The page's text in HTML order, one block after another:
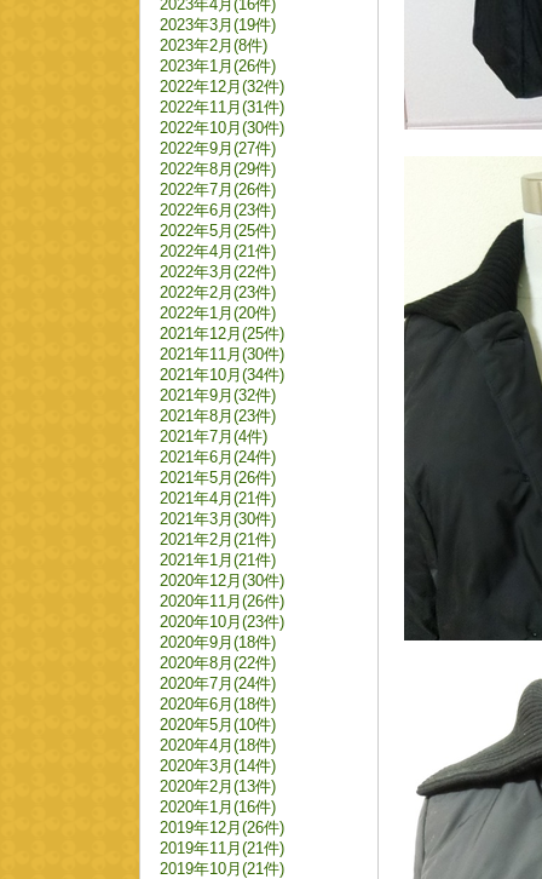
2023年4月(16件)
2023年3月(19件)
2023年2月(8件)
2023年1月(26件)
2022年12月(32件)
2022年11月(31件)
2022年10月(30件)
2022年9月(27件)
2022年8月(29件)
2022年7月(26件)
2022年6月(23件)
2022年5月(25件)
2022年4月(21件)
2022年3月(22件)
2022年2月(23件)
2022年1月(20件)
2021年12月(25件)
2021年11月(30件)
2021年10月(34件)
2021年9月(32件)
2021年8月(23件)
2021年7月(4件)
2021年6月(24件)
2021年5月(26件)
2021年4月(21件)
2021年3月(30件)
2021年2月(21件)
2021年1月(21件)
2020年12月(30件)
2020年11月(26件)
2020年10月(23件)
2020年9月(18件)
2020年8月(22件)
2020年7月(24件)
2020年6月(18件)
2020年5月(10件)
2020年4月(18件)
2020年3月(14件)
2020年2月(13件)
2020年1月(16件)
2019年12月(26件)
2019年11月(21件)
2019年10月(21件)